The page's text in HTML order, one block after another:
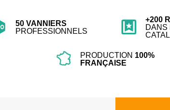
50 VANNIERS
PROFESSIONNELS
+200
DANS
PRODUCTION 100%
FRANÇAISE